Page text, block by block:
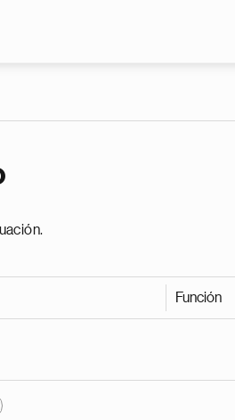
Función